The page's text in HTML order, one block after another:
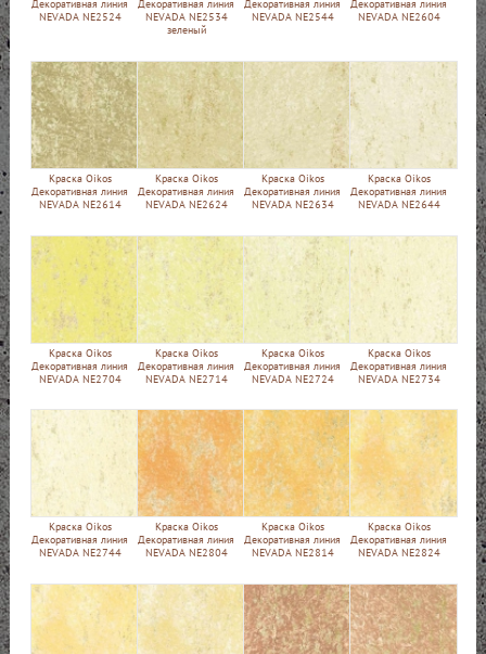
Декоративная линия
NEVADA NE2524
Декоративная линия
NEVADA NE2534
зеленый
Декоративная линия
NEVADA NE2544
Декоративная линия
NEVADA NE2604
Краска Oikos
Декоративная линия
NEVADA NE2614
Краска Oikos
Декоративная линия
NEVADA NE2624
Краска Oikos
Декоративная линия
NEVADA NE2634
Краска Oikos
Декоративная линия
NEVADA NE2644
Краска Oikos
Декоративная линия
NEVADA NE2704
Краска Oikos
Декоративная линия
NEVADA NE2714
Краска Oikos
Декоративная линия
NEVADA NE2724
Краска Oikos
Декоративная линия
NEVADA NE2734
Краска Oikos
Декоративная линия
NEVADA NE2744
Краска Oikos
Декоративная линия
NEVADA NE2804
Краска Oikos
Декоративная линия
NEVADA NE2814
Краска Oikos
Декоративная линия
NEVADA NE2824